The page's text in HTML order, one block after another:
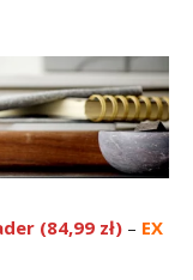
(84,99 zł) – EX